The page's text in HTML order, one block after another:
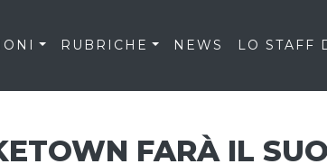
RUBRICHE NEWS LO STAFF
FARÀ IL SUO